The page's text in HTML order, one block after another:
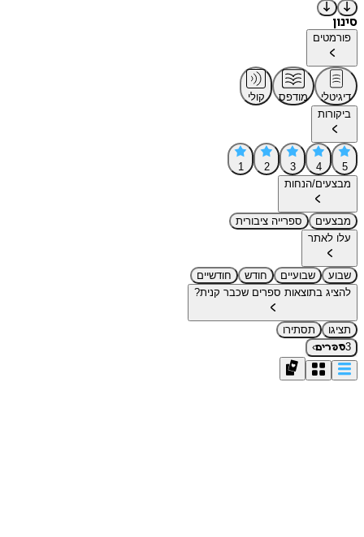
סינון
פורמטים
דיגיטלי מודפס
קולי
ביקורות
5
4
3
2
1
מבצעים/הנחות
מבצעים
ספרייה ציבורית
עלו לאתר
שבוע שבועיים חודש
חודשיים
להציג בתוצאות ספרים שכבר קנית?
תציגו
תסתירו
3ספרים›